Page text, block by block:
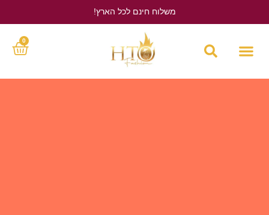
משלוח חינם לכל הארץ!
0